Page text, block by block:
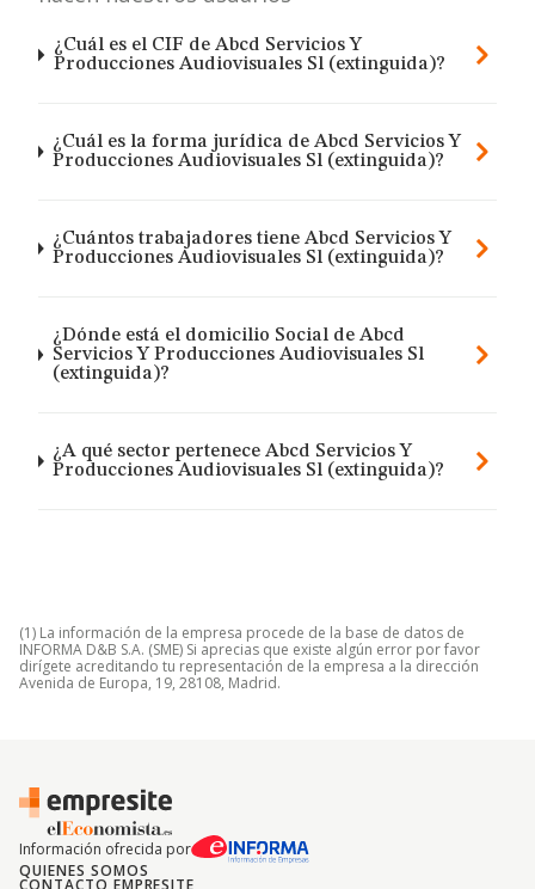
¿Cuál es el CIF de Abcd Servicios Y
Producciones Audiovisuales Sl (extinguida)?
¿Cuál es la forma jurídica de Abcd Servicios Y
Producciones Audiovisuales Sl (extinguida)?
¿Cuántos trabajadores tiene Abcd Servicios Y
Producciones Audiovisuales Sl (extinguida)?
¿Dónde está el domicilio Social de Abcd
Servicios Y Producciones Audiovisuales Sl
(extinguida)?
¿A qué sector pertenece Abcd Servicios Y
Producciones Audiovisuales Sl (extinguida)?
(1) La información de la empresa procede de la base de datos de
INFORMA D&B S.A. (SME) Si aprecias que existe algún error por favor
dirígete acreditando tu representación de la empresa a la dirección
Avenida de Europa, 19, 28108, Madrid.
Información ofrecida por
QUIENES SOMOS
CONTACTO EMPRESITE